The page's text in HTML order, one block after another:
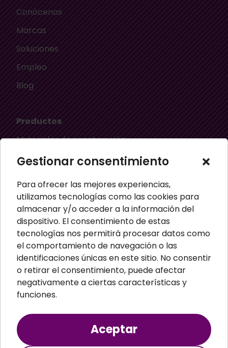
Gestionar consentimiento
Para ofrecer las mejores experiencias,
utilizamos tecnologías como las cookies para
almacenar y/o acceder a la información del
dispositivo. El consentimiento de estas
tecnologías nos permitirá procesar datos como
el comportamiento de navegación o las
identificaciones únicas en este sitio. No consentir
o retirar el consentimiento, puede afectar
negativamente a ciertas características y
funciones.
Aceptar
Conócenos
Marcas
Soluciones
Empleo
Blog
Productos
Materiales de construcción
Aislamiento térmico
Material ignífugo aislante
Paneles aislantes
Masillas para pared
Paneles sandwich
Perfiles
Teopsa S.A. © 2024 Todos los derechos